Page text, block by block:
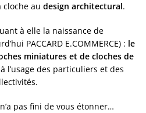
cloche au design architectural.
à elle la naissance de
PACCARD E.COMMERCE) : le
miniatures et de cloches de
l’usage des particuliers et des
pas fini de vous étonner…